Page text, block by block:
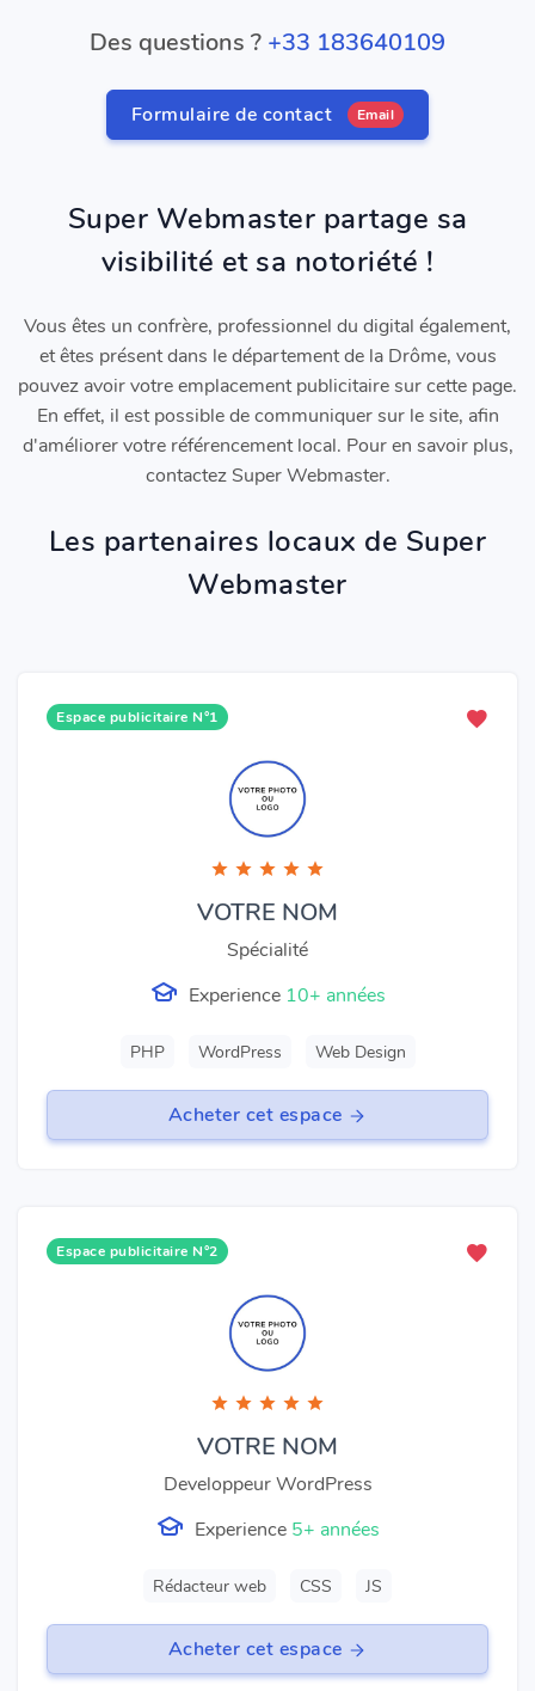
Des questions ? +33 183640109
Formulaire de contact Email
Super Webmaster partage sa
visibilité et sa notoriété !
Vous êtes un confrère, professionnel du digital également,
et êtes présent dans le département de la Drôme, vous
pouvez avoir votre emplacement publicitaire sur cette page.
En effet, il est possible de communiquer sur le site, afin
d'améliorer votre référencement local. Pour en savoir plus,
contactez Super Webmaster.
Les partenaires locaux de Super
Webmaster
Espace publicitaire N°1
VOTRE NOM
Spécialité
Experience 10+ années
PHP WordPress Web Design
Acheter cet espace
Espace publicitaire N°2
VOTRE NOM
Developpeur WordPress
Experience 5+ années
Rédacteur web CSS JS
Acheter cet espace